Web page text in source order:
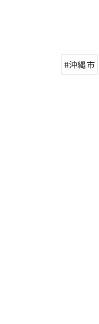
#沖縄市